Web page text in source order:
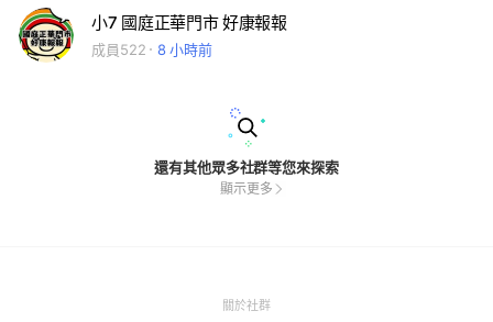
小7 國庭正華門市 好康報報
成員522 8 小時前
還有其他眾多社群等您來探索
顯示更多
關於社群(Open